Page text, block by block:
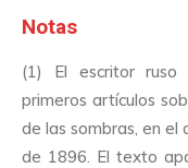
Notas
(1) El escritor ruso
primeros artículos
de las sombras, en el
de 1896. El texto